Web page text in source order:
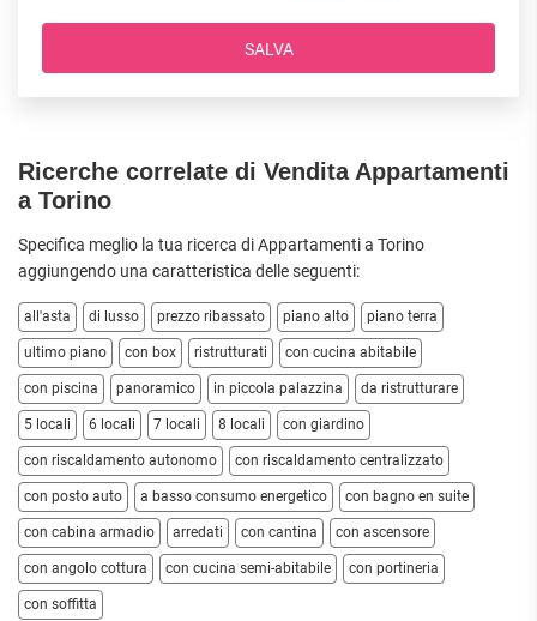
SALVA
Ricerche correlate di Vendita Appartamenti
a Torino
Specifica meglio la tua ricerca di Appartamenti a Torino
aggiungendo una caratteristica delle seguenti:
all'asta di lusso prezzo ribassato piano alto piano terra
ultimo piano con box ristrutturati con cucina abitabile
con piscina panoramico in piccola palazzina da ristrutturare
5 locali 6 locali 7 locali 8 locali con giardino
con riscaldamento autonomo con riscaldamento centralizzato
con posto auto a basso consumo energetico con bagno en suite
con cabina armadio arredati con cantina con ascensore
con angolo cottura con cucina semi-abitabile con portineria
con soffitta